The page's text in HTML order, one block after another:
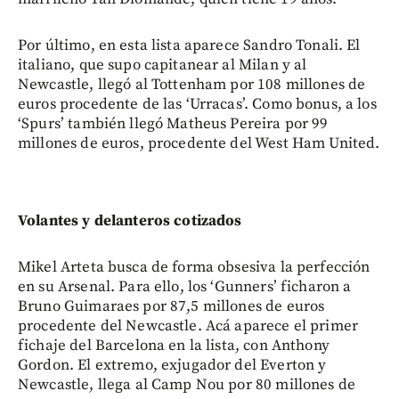
Por último, en esta lista aparece Sandro Tonali. El
italiano, que supo capitanear al Milan y al
Newcastle, llegó al Tottenham por 108 millones de
euros procedente de las ‘Urracas’. Como bonus, a los
‘Spurs’ también llegó Matheus Pereira por 99
millones de euros, procedente del West Ham United.
Volantes y delanteros cotizados
Mikel Arteta busca de forma obsesiva la perfección
en su Arsenal. Para ello, los ‘Gunners’ ficharon a
Bruno Guimaraes por 87,5 millones de euros
procedente del Newcastle. Acá aparece el primer
fichaje del Barcelona en la lista, con Anthony
Gordon. El extremo, exjugador del Everton y
Newcastle, llega al Camp Nou por 80 millones de